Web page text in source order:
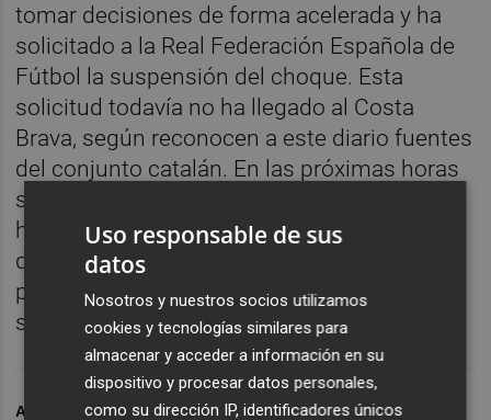
tomar decisiones de forma acelerada y ha
solicitado a la Real Federación Española de
Fútbol la suspensión del choque. Esta
solicitud todavía no ha llegado al Costa
Brava, según reconocen a este diario fuentes
del conjunto catalán. En las próximas horas
se espera que el club, que se iba a desplazar
hasta Castelló el mismo sábado para
disputar el partido a las 19.00 horas, se
pronuncie sobre la posibilidad de la
suspensión del partido.
ARCHIVADO EN CD CASTELLÓN
Uso responsable de sus
datos
Nosotros y nuestros socios utilizamos
cookies y tecnologías similares para
almacenar y acceder a información en su
dispositivo y procesar datos personales,
como su dirección IP, identificadores únicos